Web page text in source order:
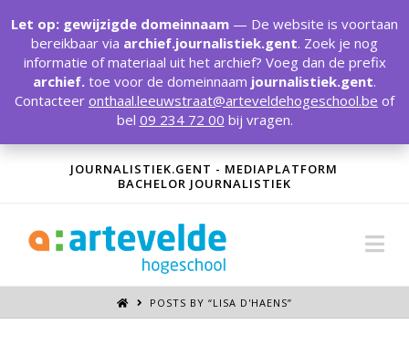
JOURNALISTIEK.GENT - MEDIAPLATFORM
BACHELOR JOURNALISTIEK
POSTS BY “LISA D'HAENS”
Let op: gewijzigde domeinnaam — De website is voortaan
bereikbaar via archief.journalistiek.gent. Zoek je nog
informatie of materiaal uit het archief? Voeg dan de prefix
archief. toe voor de domeinnaam journalistiek.gent.
Contacteer onthaal.leeuwstraat@arteveldehogeschool.be of
bel 09 234 72 00 bij vragen.